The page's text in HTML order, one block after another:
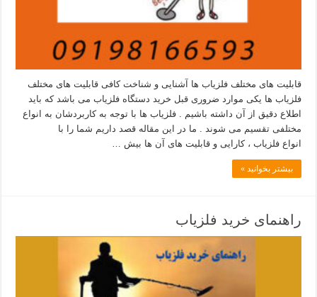
قابلیت های مختلف فلزیاب ها آشنایی و شناخت کافی قابلیت های مختلف
فلزیاب ها یکی موارد ضروری قبل خرید دستگاه فلزیاب می باشد که باید
اطلاع دقیق از آن داشته باشیم . فلزیاب ها با توجه به کاربردشان به انواع
مختلفی تقسیم می شوند . ما در این مقاله قصد داریم شما را با
انواع فلزیاب ، کارایی و قابلیت های آن ها بیش …
بیشتر بخوانید »
راهنمای خرید فلزیاب